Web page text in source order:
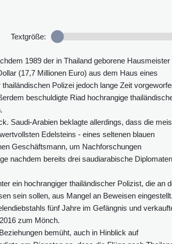
Textgröße:
1989 der in Thailand geborene Hausmeister
(17,7 Millionen Euro) aus dem Haus eines
Polizei jedoch lange Zeit
beschuldigte Riad hochrangige
Saudi-Arabien beklagte allerdings, dass die
Edelsteins - eines seltenen blauen
Geschäftsmann, um Nachforschungen
nachdem bereits drei saudiarabische
ein hochrangiger thailändischer Polizist, die an
sein sollen, aus Mangel an Beweisen eingestellt.
fünf Jahre im Gefängnis und
zum Mönch.
bemüht, auch in Hinblick auf